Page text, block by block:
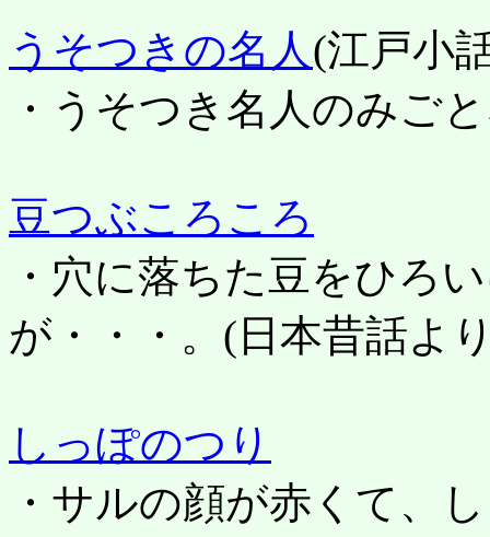
うそつきの名人(江戸小
・うそつき名人のみご
豆つぶころころ
・穴に落ちた豆をひろ
が・・・。 (日本昔話よ
しっぽのつり
・サルの顔が赤くて、